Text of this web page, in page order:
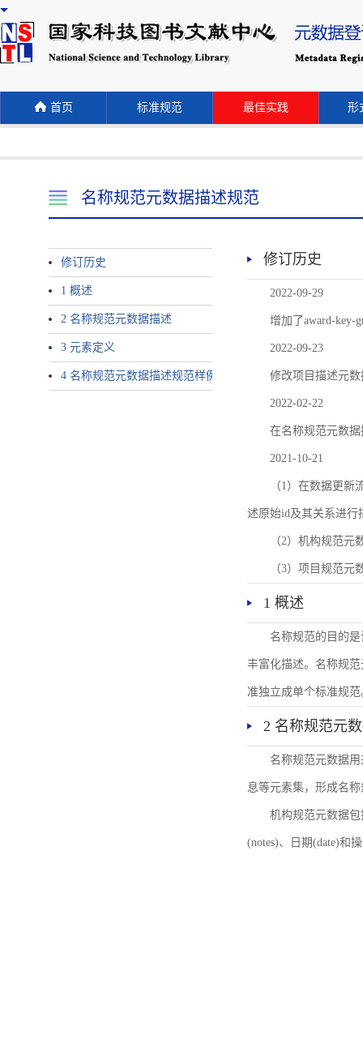
首页 标准规范 最佳实践 形
名称规范元数据描述规范
修订历史
1 概述
2 名称规范元数据描述
3 元素定义
4 名称规范元数据描述规范样例
修订历史
2022-09-29
增加了award-key-
2022-09-23
修改项目描述元
2022-02-22
在名称规范元数
2021-10-21
（1）在数据更
述原始id及其关系进行
（2）机构规范元
（3）项目规范
1 概述
名称规范的目的
丰富化描述。名称规
准独立成单个标准规范
2 名称规范元
名称规范元数据
息等元素集，形成名
机构规范元数据
(notes)、日期(date)和